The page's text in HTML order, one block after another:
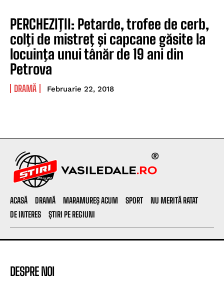
PERCHEZIŢII: Petarde, trofee de cerb,
colţi de mistreţ şi capcane găsite la
locuinţa unui tânăr de 19 ani din
Petrova
DRAMĂ Februarie 22, 2018
ACASĂ DRAMĂ MARAMUREȘ ACUM SPORT
NU MERITĂ RATAT
DE INTERES
ȘTIRI PE REGIUNI
DESPRE NOI